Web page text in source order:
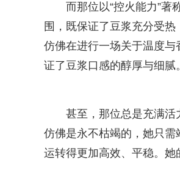
而那位以“控火能力”
围，既保证了豆浆充分受
仿佛在进行一场关于温度与
证了豆浆口感的醇厚与细腻。
甚至，那位总是充满活
仿佛是永不枯竭的，她只
运转得更加高效、平稳。她